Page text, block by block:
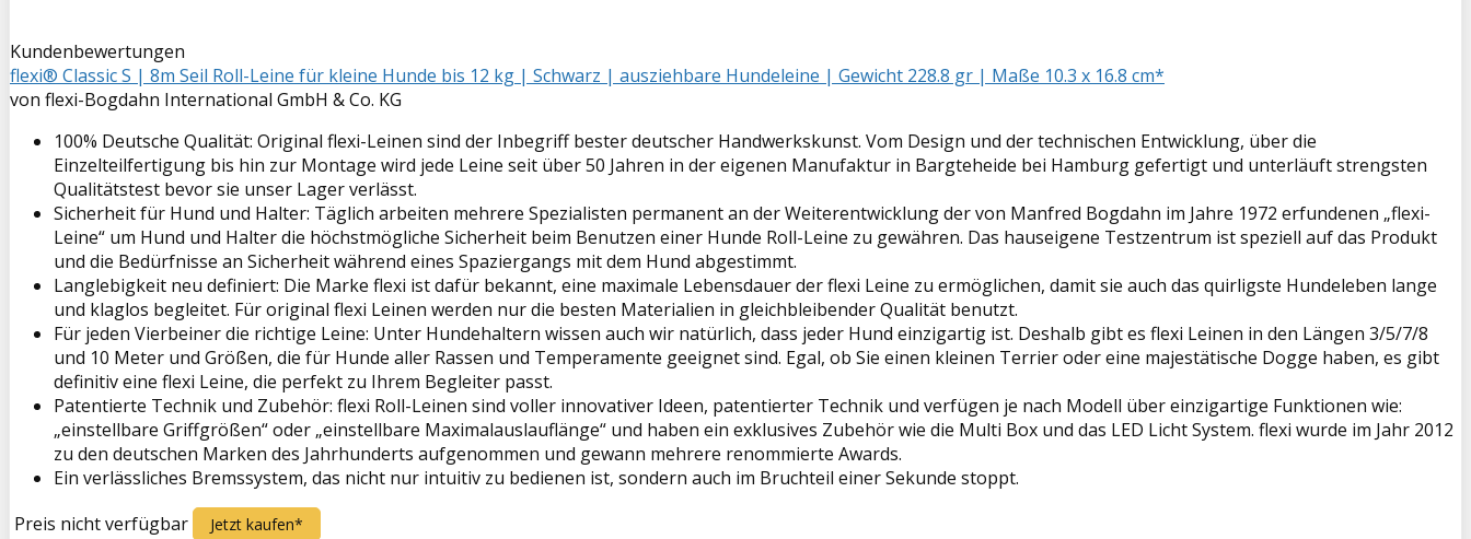
Kundenbewertungen
flexi® Classic S | 8m Seil Roll-Leine für kleine Hunde bis 12 kg | Schwarz | ausziehbare Hundeleine | Gewicht 228.8 gr | Maße 10.3 x 16.8 cm*
von flexi-Bogdahn International GmbH & Co. KG
100% Deutsche Qualität: Original flexi-Leinen sind der Inbegriff bester deutscher Handwerkskunst. Vom Design und der technischen Entwicklung, über die
Einzelteilfertigung bis hin zur Montage wird jede Leine seit über 50 Jahren in der eigenen Manufaktur in Bargteheide bei Hamburg gefertigt und unterläuft strengsten
Qualitätstest bevor sie unser Lager verlässt.
Sicherheit für Hund und Halter: Täglich arbeiten mehrere Spezialisten permanent an der Weiterentwicklung der von Manfred Bogdahn im Jahre 1972 erfundenen „flexi-
Leine“ um Hund und Halter die höchstmögliche Sicherheit beim Benutzen einer Hunde Roll-Leine zu gewähren. Das hauseigene Testzentrum ist speziell auf das Produkt
und die Bedürfnisse an Sicherheit während eines Spaziergangs mit dem Hund abgestimmt.
Langlebigkeit neu definiert: Die Marke flexi ist dafür bekannt, eine maximale Lebensdauer der flexi Leine zu ermöglichen, damit sie auch das quirligste Hundeleben lange
und klaglos begleitet. Für original flexi Leinen werden nur die besten Materialien in gleichbleibender Qualität benutzt.
Für jeden Vierbeiner die richtige Leine: Unter Hundehaltern wissen auch wir natürlich, dass jeder Hund einzigartig ist. Deshalb gibt es flexi Leinen in den Längen 3/5/7/8
und 10 Meter und Größen, die für Hunde aller Rassen und Temperamente geeignet sind. Egal, ob Sie einen kleinen Terrier oder eine majestätische Dogge haben, es gibt
definitiv eine flexi Leine, die perfekt zu Ihrem Begleiter passt.
Patentierte Technik und Zubehör: flexi Roll-Leinen sind voller innovativer Ideen, patentierter Technik und verfügen je nach Modell über einzigartige Funktionen wie:
„einstellbare Griffgrößen“ oder „einstellbare Maximalauslauflänge“ und haben ein exklusives Zubehör wie die Multi Box und das LED Licht System. flexi wurde im Jahr 2012
zu den deutschen Marken des Jahrhunderts aufgenommen und gewann mehrere renommierte Awards.
Ein verlässliches Bremssystem, das nicht nur intuitiv zu bedienen ist, sondern auch im Bruchteil einer Sekunde stoppt.
Preis nicht verfügbar
Jetzt kaufen*